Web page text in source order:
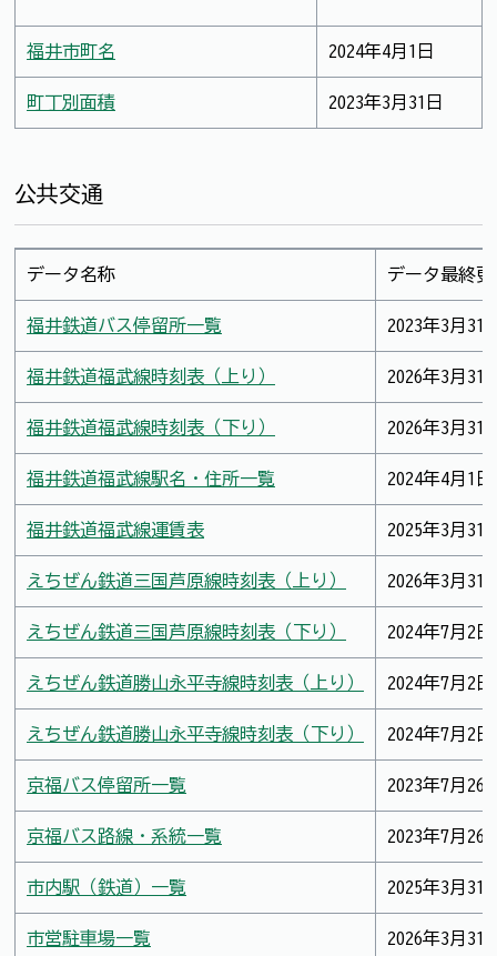
福井市町名 2024年4月1日
町丁別面積 2023年3月31日
公共交通
データ名称 データ最終
福井鉄道バス停留所一覧 2023年3月31
福井鉄道福武線時刻表（上り） 2026年3月31
福井鉄道福武線時刻表（下り） 2026年3月31
福井鉄道福武線駅名・住所一覧 2024年4月1日
福井鉄道福武線運賃表 2025年3月31
えちぜん鉄道三国芦原線時刻表（上り） 2026年3月31
えちぜん鉄道三国芦原線時刻表（下り） 2024年7月2日
えちぜん鉄道勝山永平寺線時刻表（上り） 2024年7月2日
えちぜん鉄道勝山永平寺線時刻表（下り） 2024年7月2日
京福バス停留所一覧 2023年7月26
京福バス路線・系統一覧 2023年7月26
市内駅（鉄道）一覧 2025年3月31
市営駐車場一覧 2026年3月31